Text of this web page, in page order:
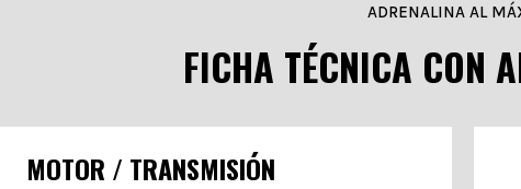
ADRENALINA AL
FICHA TÉCNICA CON
MOTOR / TRANSMISIÓN